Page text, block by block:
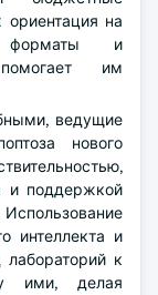
ориентация на
форматы и
им
ведущие
нового
и поддержкой
интеллекта и
к
ими, делая